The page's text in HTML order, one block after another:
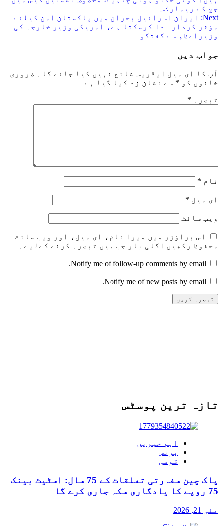
navigation
جج کے ریمارکس
Next:
ایران اسرائیل بحران میں پاکستان امن کیلئے
مؤثر کردار ادا کرسکتا ہے، امریکی وزیر خارجہ کی
وزیراعظم سے گفتگو
جواب دیں
آپ کا ای میل ایڈریس شائع نہیں کیا جائے گا۔
ضروری
خانوں کو * سے نشان زد کیا گیا ہے
تبصرہ *
نام *
ای میل *
ویب‌ سائٹ
اس براؤزر میں میرا نام، ای میل، اور ویب سائٹ
محفوظ رکھیں اگلی بار جب میں تبصرہ کرنے کےلیے۔
Notify me of follow-up comments by email.
Notify me of new posts by email.
تازہ ترین پوسٹس
اہم خبریں
بزنس
قومی
پاک چین سفارتی تعلقات کے 75 سال: اسٹیٹ بینک
75 روپے کا یادگاری سکہ جاری کرے گا
مئی 21, 2026